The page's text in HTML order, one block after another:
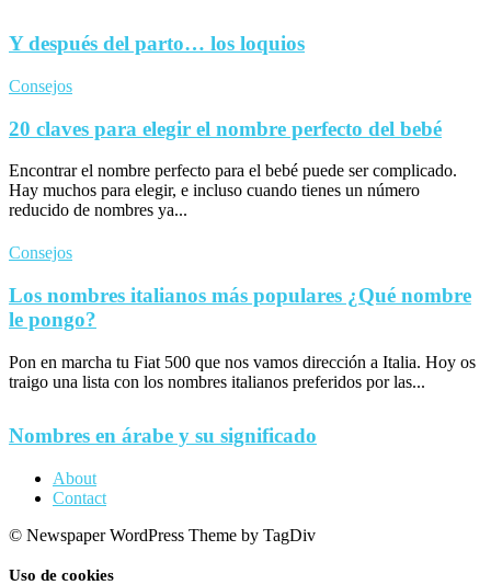
Y después del parto… los loquios
Consejos
20 claves para elegir el nombre perfecto del bebé
Encontrar el nombre perfecto para el bebé puede ser complicado.
Hay muchos para elegir, e incluso cuando tienes un número
reducido de nombres ya...
Consejos
Los nombres italianos más populares ¿Qué nombre
le pongo?
Pon en marcha tu Fiat 500 que nos vamos dirección a Italia. Hoy os
traigo una lista con los nombres italianos preferidos por las...
Nombres en árabe y su significado
About
Contact
© Newspaper WordPress Theme by TagDiv
Uso de cookies